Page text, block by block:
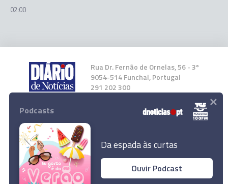
Conselho Superior da Magistratura confirma
02:00
Rua Dr. Fernão de Ornelas, 56 - 3º
9054-514 Funchal, Portugal
291 202 300
Instale a nossa App
© 2023 Empresa Diário de Notícias, Lda.
Podcasts
Da espada às curtas
Ouvir Podcast
×